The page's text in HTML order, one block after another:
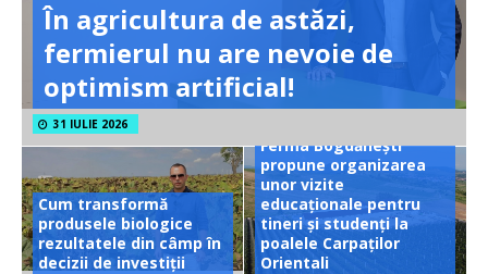
În agricultura de astăzi,
fermierul nu are nevoie de
optimism artificial!
31 IULIE 2026
Cum transformă
produsele biologice
rezultatele din câmp în
decizii de investiții
Ferma Bogdănești
propune organizarea
unor vizite
educaționale pentru
tineri și studenți la
poalele Carpaților
Orientali